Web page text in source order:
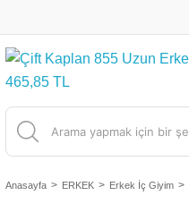
Anasayfa ERKEK Erkek İç Giyim